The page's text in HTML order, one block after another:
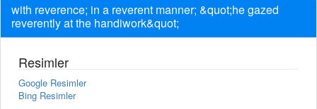
with reverence; in a reverent manner; &quot;he gazed
reverently at the handiwork&quot;
Resimler
Google Resimler
Bing Resimler